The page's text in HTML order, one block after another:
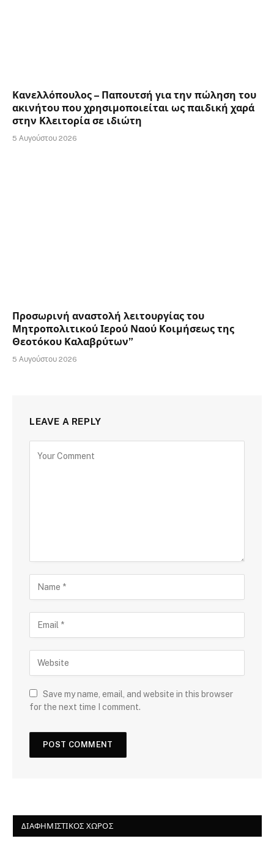
Κανελλόπουλος – Παπουτσή για την πώληση του
ακινήτου που χρησιμοποιείται ως παιδική χαρά
στην Κλειτορία σε ιδιώτη
5 Αυγούστου 2026
Προσωρινή αναστολή λειτουργίας του
Μητροπολιτικού Ιερού Ναού Κοιμήσεως της
Θεοτόκου Καλαβρύτων”
5 Αυγούστου 2026
LEAVE A REPLY
Save my name, email, and website in this browser
for the next time I comment.
ΔΙΑΦΗΜΙΣΤΙΚΌΣ ΧΏΡΟΣ